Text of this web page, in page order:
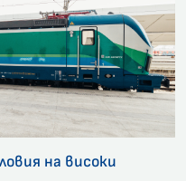
на високи